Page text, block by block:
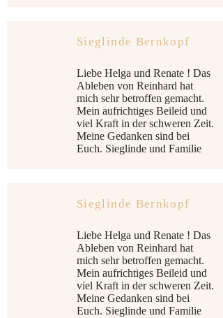
Sieglinde Bernkopf
Liebe Helga und Renate ! Das
Ableben von Reinhard hat
mich sehr betroffen gemacht.
Mein aufrichtiges Beileid und
viel Kraft in der schweren Zeit.
Meine Gedanken sind bei
Euch. Sieglinde und Familie
Sieglinde Bernkopf
Liebe Helga und Renate ! Das
Ableben von Reinhard hat
mich sehr betroffen gemacht.
Mein aufrichtiges Beileid und
viel Kraft in der schweren Zeit.
Meine Gedanken sind bei
Euch. Sieglinde und Familie